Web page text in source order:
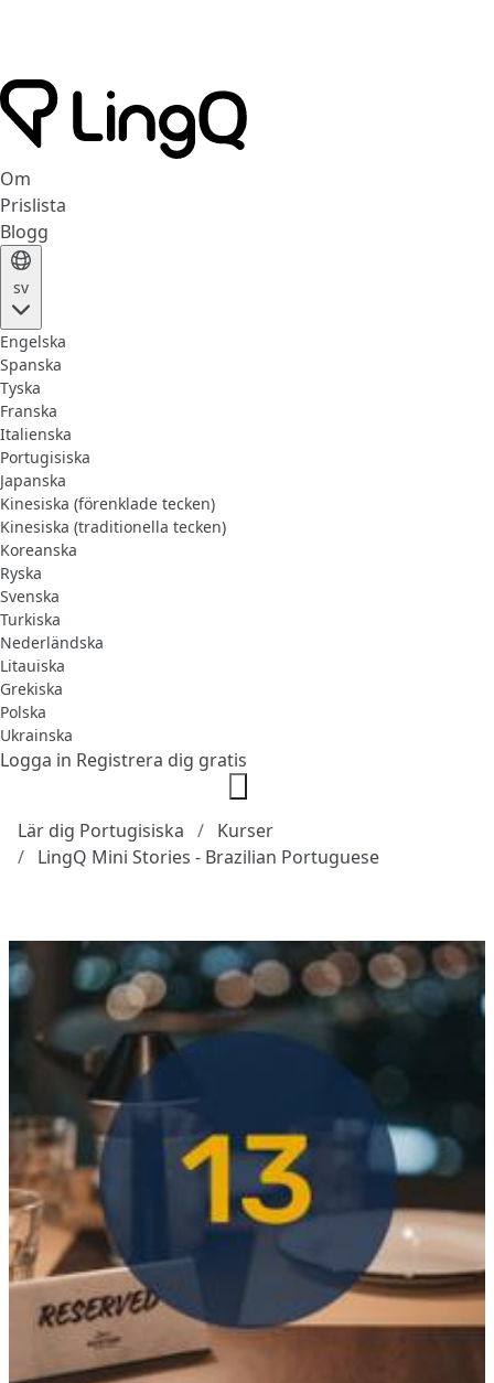
Om
Prislista
Blogg
sv
Engelska
Spanska
Tyska
Franska
Italienska
Portugisiska
Japanska
Kinesiska (förenklade tecken)
Kinesiska (traditionella tecken)
Koreanska
Ryska
Svenska
Turkiska
Nederländska
Litauiska
Grekiska
Polska
Ukrainska
Logga in Registrera dig gratis
Lär dig Portugisiska
Kurser
LingQ Mini Stories - Brazilian Portuguese